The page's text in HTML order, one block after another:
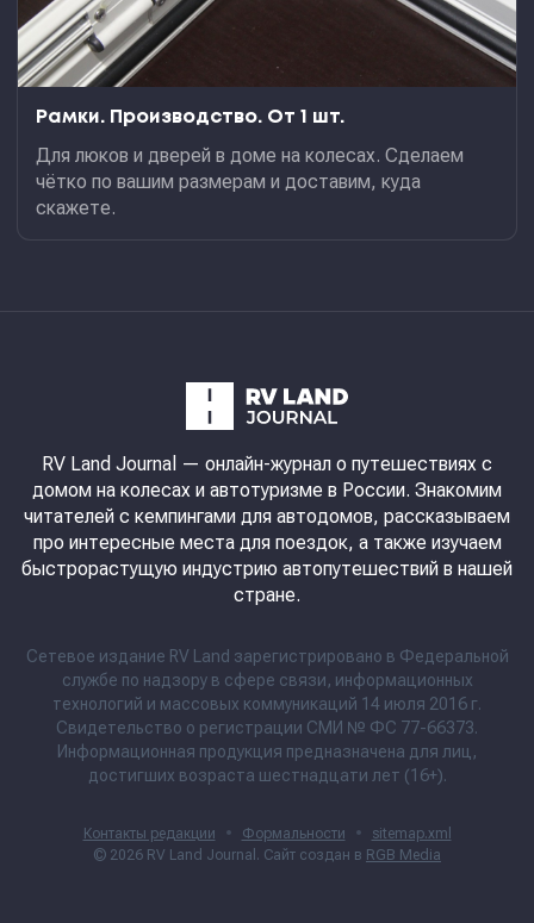
Рамки. Производство. От 1 шт.
Для люков и дверей в доме на колесах. Сделаем
чётко по вашим размерам и доставим, куда
скажете.
RV Land Journal — онлайн-журнал о путешествиях с
домом на колесах и автотуризме в России. Знакомим
читателей с кемпингами для автодомов, рассказываем
про интересные места для поездок, а также изучаем
быстрорастущую индустрию автопутешествий в нашей
стране.
Сетевое издание RV Land зарегистрировано в Федеральной
службе по надзору в сфере связи, информационных
технологий и массовых коммуникаций 14 июля 2016 г.
Свидетельство о регистрации СМИ № ФС 77-66373.
Информационная продукция предназначена для лиц,
достигших возраста шестнадцати лет (16+).
Контакты редакции • Формальности •
sitemap.xml
© 2026 RV Land Journal . Сайт создан в RGB Media